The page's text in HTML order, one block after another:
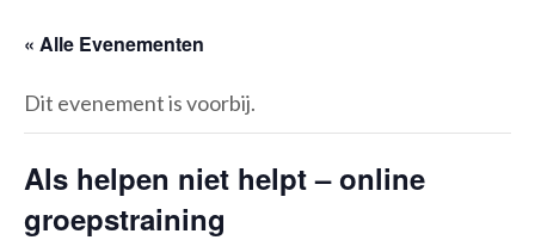
« Alle Evenementen
Dit evenement is voorbij.
Als helpen niet helpt – online
groepstraining